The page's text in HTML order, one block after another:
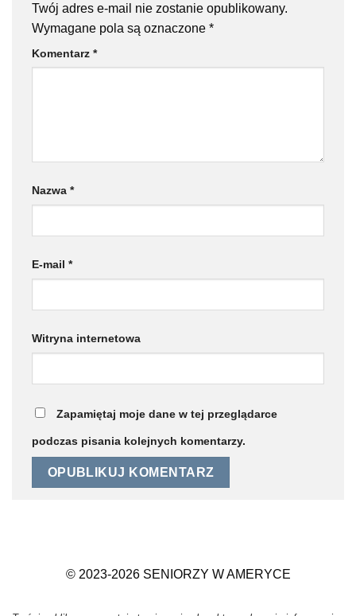
Twój adres e-mail nie zostanie opublikowany.
Wymagane pola są oznaczone *
Komentarz *
Nazwa *
E-mail *
Witryna internetowa
Zapamiętaj moje dane w tej przeglądarce
podczas pisania kolejnych komentarzy.
© 2023-2026 SENIORZY W AMERYCE